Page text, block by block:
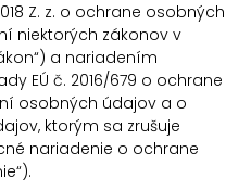
Z. z. o ochrane osobných
niektorých zákonov v
a nariadením
EÚ č. 2016/679 o ochrane
osobných údajov a o
ktorým sa zrušuje
nariadenie o ochrane